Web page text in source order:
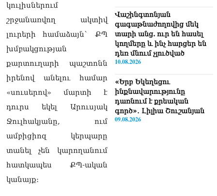
կուլիսներում
շրջանառվող ակտիվ
լուրերի համաձայն` ՔՊ
խմբակցության
քարտուղարի պաշտոնն
իրենով անելու համար
«սուսերով» մարտի է
դուրս եկել Արուսյակ
Ջուլհակյանը, ում
ամբիցիոզ կերպարը
տանել չեն կարողանում
հատկապես ՔՊ-ական
կանայք։
Վաշինգտոնյան
գագաթնաժողովից մեկ
տարի անց. ուր են հասել
կողմերը և ինչ հարցեր են
դեռ մնում չլուծված
10.08.2026
«Երբ Եկեղեցու
ինքնավարությունը
դառնում է քրեական
գործ»․ Լիլիա Շուշանյան
09.08.2026